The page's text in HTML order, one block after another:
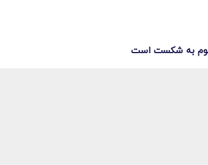
به شکست است